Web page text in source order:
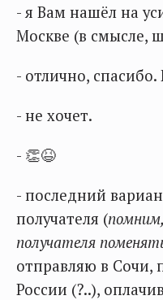
- я Вам нашёл на
Москве (в смысле,
- отлично,
- не хочет.
- 👏😆
- последний
получателя (
получателя
отправляю в Сочи,
России (?..),